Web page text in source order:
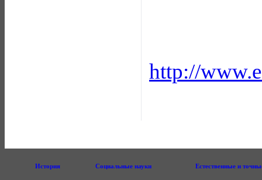
http://
История Социальные науки Естественные и